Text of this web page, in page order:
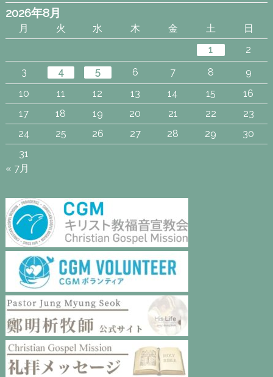
2026年8月
月 火 水 木 金 土
日
1
2
3
4 5 6 7 8
9
10
11 12 13 14 15
16
17
18 19 20 21 22
23
24
25 26 27 28 29
30
31
« 7月